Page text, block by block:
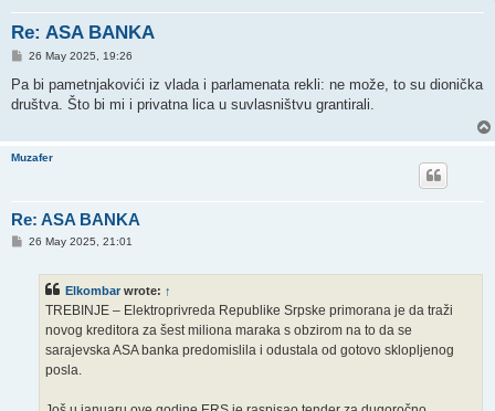
Re: ASA BANKA
P
s
26 May 2025, 19:26
Pa bi pametnjakovići iz vlada i parlamenata rekli: ne može, to su dionička
društva. Što bi mi i privatna lica u suvlasništvu grantirali.
Muzafer
Re: ASA BANKA
P26 May 2025, 21:01
Elkombar wrote: ↑
TREBINJE – Elektroprivreda Republike Srpske primorana je da traži
novog kreditora za šest miliona maraka s obzirom na to da se
sarajevska ASA banka predomislila i odustala od gotovo sklopljenog
posla.